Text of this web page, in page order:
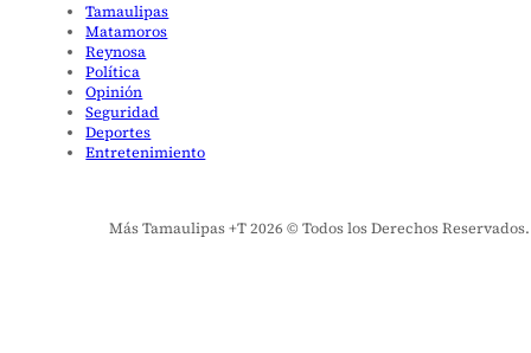
Tamaulipas
Matamoros
Reynosa
Política
Opinión
Seguridad
Deportes
Entretenimiento
Más Tamaulipas +T 2026 © Todos los Derechos